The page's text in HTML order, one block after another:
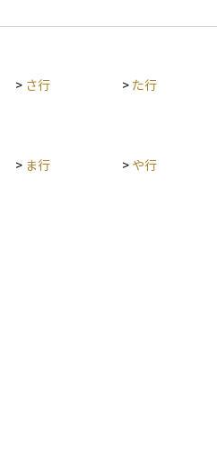
> さ行 > た行
> ま行 > や行